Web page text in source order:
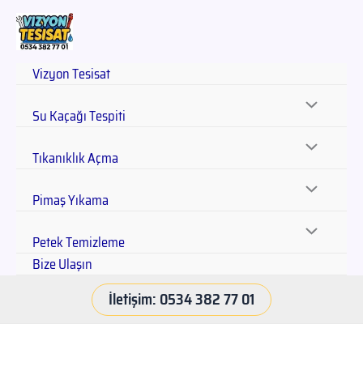
Vizyon Tesisat
Su Kaçağı Tespiti
Tıkanıklık Açma
Pimaş Yıkama
Petek Temizleme
Bize Ulaşın
İletişim: 0534 382 77 01